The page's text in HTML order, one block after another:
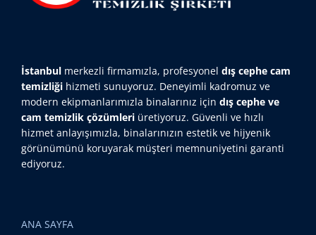
İstanbul merkezli firmamızla, profesyonel dış cephe cam
temizliği hizmeti sunuyoruz. Deneyimli kadromuz ve
modern ekipmanlarımızla binalarınız için dış cephe ve
cam temizlik çözümleri üretiyoruz. Güvenli ve hızlı
hizmet anlayışımızla, binalarınızın estetik ve hijyenik
görünümünü koruyarak müşteri memnuniyetini garanti
ediyoruz.
ANA SAYFA